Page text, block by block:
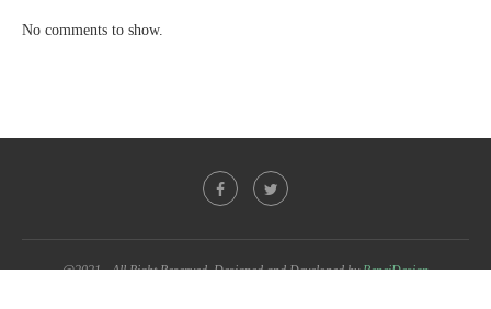
No comments to show.
@2021 - All Right Reserved. Designed and Developed byPenciDesign